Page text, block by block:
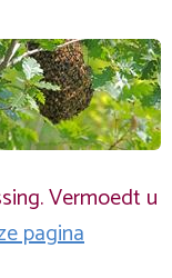
Vermoedt u
pagina